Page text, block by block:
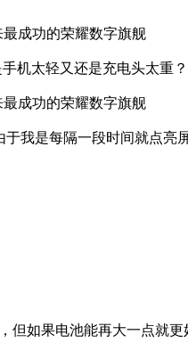
机太轻又还是充电头太重？
我是每隔一段时间就点亮
如果电池能再大一点就更